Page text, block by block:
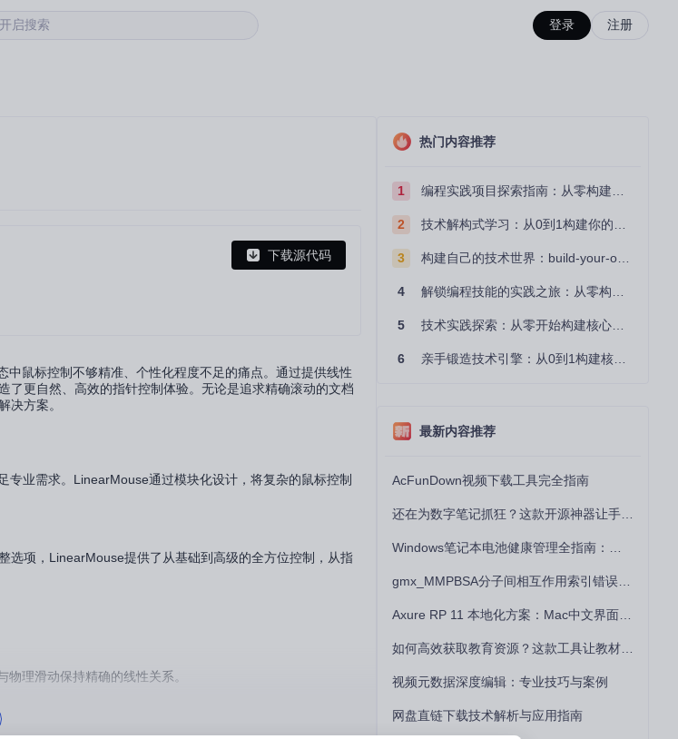
启搜索 登录 注册
下载源代码
鼠标控制不够精准、个性化程度不足的痛点。通过提供线性
更自然、高效的指针控制体验。无论是追求精确滚动的文档
决方案。
业需求。LinearMouse通过模块化设计，将复杂的鼠标控制
选项，LinearMouse提供了从基础到高级的全方位控制，从指
理滑动保持精确的线性关系。
速度导致的内容"飞过"现象。无论是阅读PDF文献还是编写代
热门内容推荐
1 编程实践项目探索指南：从零构建技术能力体系
2 技术解构式学习：从0到1构建你的编程知识体系
3 构建自己的技术世界：build-your-own-x项目的实践探索指南
4 解锁编程技能的实践之旅：从零构建你的技术世界
5 技术实践探索：从零开始构建核心系统的实践指南
6 亲手锻造技术引擎：从0到1构建核心系统的实践指南
最新内容推荐
AcFunDown视频下载工具完全指南
视频元数据深度编辑：专业技巧与案例
网盘直链下载技术解析与应用指南